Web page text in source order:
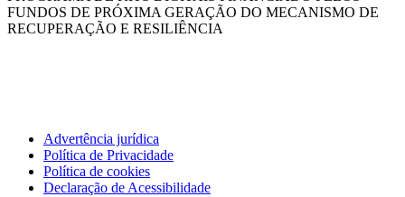
FUNDOS DE PRÓXIMA GERAÇÃO DO MECANISMO DE
RECUPERAÇÃO E RESILIÊNCIA
Advertência jurídica
Política de Privacidade
Política de cookies
Declaração de Acessibilidade